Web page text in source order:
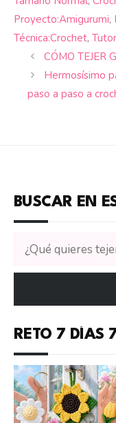
Proyecto:Amigurumi,
Técnica:Crochet,
CÓMO TEJER
Hermosísimo
paso a paso a
BUSCAR EN
Buscar
tutoriales
en
RETO 7 DÍAS